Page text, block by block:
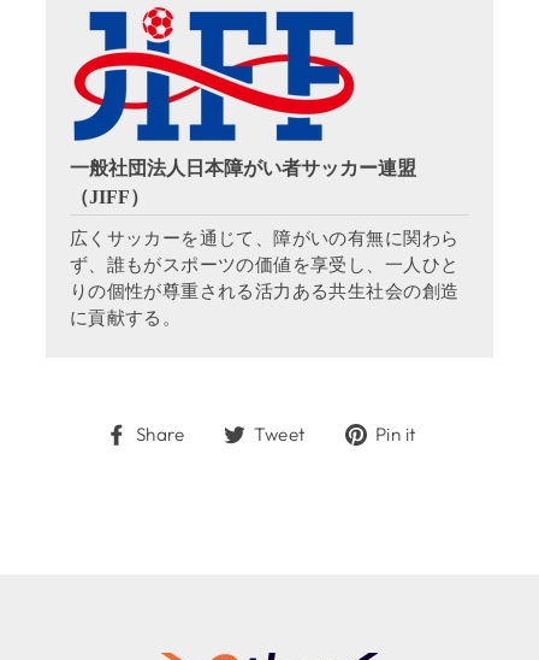
一般社団法人日本障がい者サッカー連盟
（JIFF）
広くサッカーを通じて、障がいの有無に関わら
ず、誰もがスポーツの価値を享受し、一人ひと
りの個性が尊重される活力ある共生社会の創造
に貢献する。
Share
ShareTweet
TweetPin it